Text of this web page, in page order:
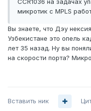
CCR1036 на задачах
микротик с MPLS
Вы знаете, что Дэу
Узбекистане это опель
лет 35 назад. Ну вы
на скорости порта?
Вставить ник